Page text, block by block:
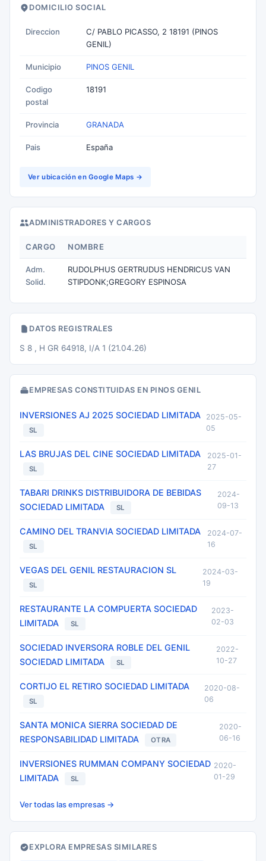
DOMICILIO SOCIAL
Direccion
C/ PABLO PICASSO, 2 18191 (PINOS
GENIL)
Municipio PINOS GENIL
Codigo
postal
18191
Provincia GRANADA
Pais España
Ver ubicación en Google Maps →
ADMINISTRADORES Y CARGOS
CARGO NOMBRE
Adm.
Solid.
RUDOLPHUS GERTRUDUS HENDRICUS VAN
STIPDONK;GREGORY ESPINOSA
DATOS REGISTRALES
S 8 , H GR 64918, I/A 1 (21.04.26)
EMPRESAS CONSTITUIDAS EN PINOS GENIL
INVERSIONES AJ 2025 SOCIEDAD LIMITADA
SL
2025-05-
05
LAS BRUJAS DEL CINE SOCIEDAD LIMITADA
SL
2025-01-
27
TABARI DRINKS DISTRIBUIDORA DE BEBIDAS
SOCIEDAD LIMITADA
SL
2024-
09-13
CAMINO DEL TRANVIA SOCIEDAD LIMITADA
SL
2024-07-
16
VEGAS DEL GENIL RESTAURACION SL
SL
2024-03-
19
RESTAURANTE LA COMPUERTA SOCIEDAD
LIMITADA
SL
2023-
02-03
SOCIEDAD INVERSORA ROBLE DEL GENIL
SOCIEDAD LIMITADA
SL
2022-
10-27
CORTIJO EL RETIRO SOCIEDAD LIMITADA
SL
2020-08-
06
SANTA MONICA SIERRA SOCIEDAD DE
RESPONSABILIDAD LIMITADA
OTRA
2020-
06-16
INVERSIONES RUMMAN COMPANY SOCIEDAD
LIMITADA
SL
2020-
01-29
Ver todas las empresas →
EXPLORA EMPRESAS SIMILARES